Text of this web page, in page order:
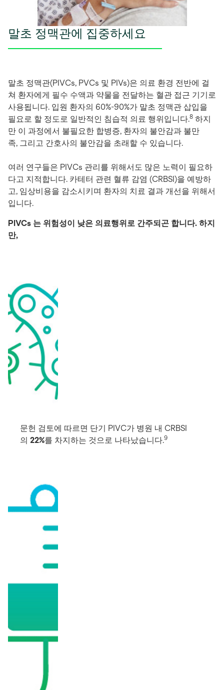
말초 정맥관에 집중하세요
말초 정맥관(PIVCs, PVCs 및 PIVs)은 의료 환경 전반에 걸
쳐 환자에게 필수 수액과 약물을 전달하는 혈관 접근 기기로
사용됩니다. 입원 환자의 60%-90%가 말초 정맥관 삽입을
필요로 할 정도로 일반적인 침습적 의료 행위입니다.8 하지
만 이 과정에서 불필요한 합병증, 환자의 불안감과 불만
족, 그리고 간호사의 불안감을 초래할 수 있습니다.
여러 연구들은 PIVCs 관리를 위해서도 많은 노력이 필요하
다고 지적합니다. 카테터 관련 혈류 감염 (CRBSI)을 예방하
고, 임상비용을 감소시키며 환자의 치료 결과 개선을 위해서
입니다.
PIVCs 는 위험성이 낮은 의료행위로 간주되곤 합니다. 하지
만,
문헌 검토에 따르면 단기 PIVC가 병원 내 CRBSI
의 22%를 차지하는 것으로 나타났습니다.9